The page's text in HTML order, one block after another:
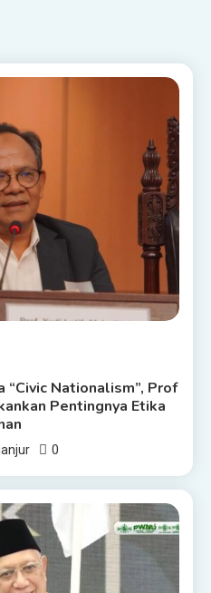
“Civic Nationalism”, Prof
Pentingnya Etika
0